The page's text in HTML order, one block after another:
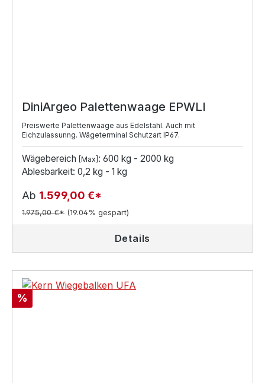
DiniArgeo Palettenwaage EPWLI
Preiswerte Palettenwaage aus Edelstahl. Auch mit
Eichzulassunng. Wägeterminal Schutzart IP67.
Wägebereich [Max] : 600 kg - 2000 kg
Ablesbarkeit: 0,2 kg - 1 kg
Ab 1.599,00 €*
1.975,00 €* (19.04% gespart)
Details
Rabatt
%